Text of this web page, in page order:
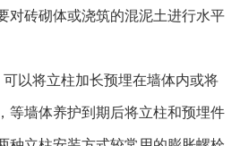
对砖砌体或浇筑的混泥土进行水平
以将立柱加长预埋在墙体内或将
等墙体养护到期后将立柱和预埋件